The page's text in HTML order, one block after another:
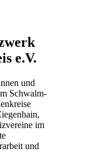
e.V.
und
Schwalm-
im
und